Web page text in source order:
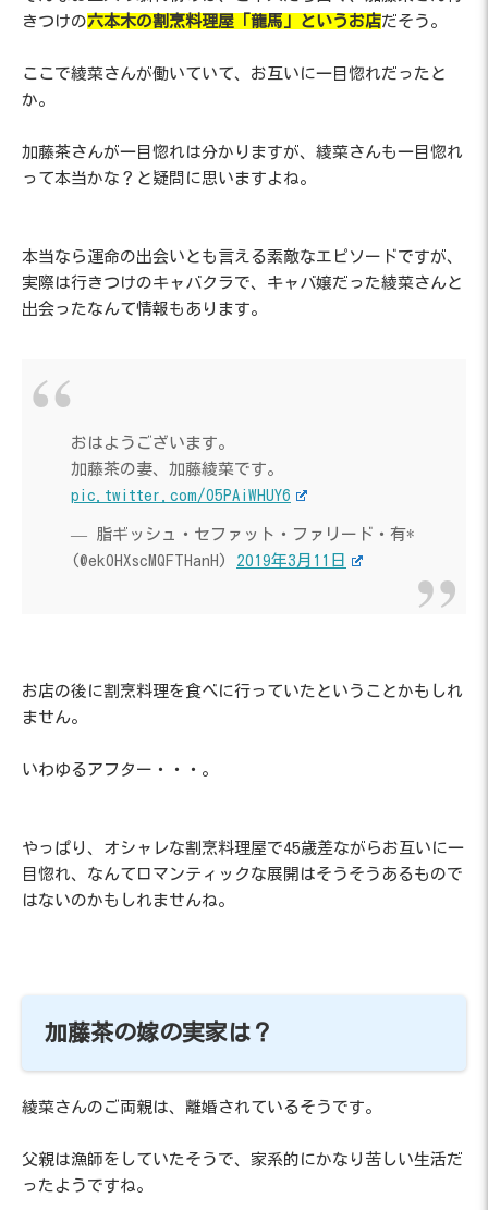
きつけの六本木の割烹料理屋「龍馬」というお店だそう。
ここで綾菜さんが働いていて、お互いに一目惚れだったと
か。
加藤茶さんが一目惚れは分かりますが、綾菜さんも一目惚れ
って本当かな？と疑問に思いますよね。
本当なら運命の出会いとも言える素敵なエピソードですが、
実際は行きつけのキャバクラで、キャバ嬢だった綾菜さんと
出会ったなんて情報もあります。
おはようございます。
加藤茶の妻、加藤綾菜です。
pic.twitter.com/O5PAiWHUY6
— 脂ギッシュ・セファット・ファリード・有*
(@ekOHXscMQFTHanH) 2019年3月11日
お店の後に割烹料理を食べに行っていたということかもしれ
ません。
いわゆるアフター・・・。
やっぱり、オシャレな割烹料理屋で45歳差ながらお互いに一
目惚れ、なんてロマンティックな展開はそうそうあるもので
はないのかもしれませんね。
加藤茶の嫁の実家は？
綾菜さんのご両親は、離婚されているそうです。
父親は漁師をしていたそうで、家系的にかなり苦しい生活だ
ったようですね。